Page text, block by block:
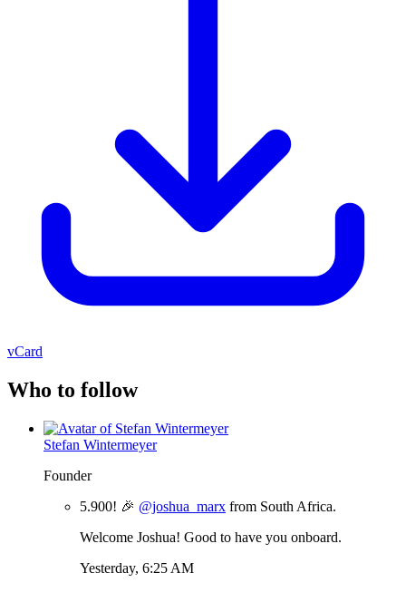
vCard
Who to follow
Stefan Wintermeyer
Founder
5.900! 🎉 @joshua_marx from South Africa.
Welcome Joshua! Good to have you onboard.
Yesterday, 6:25 AM